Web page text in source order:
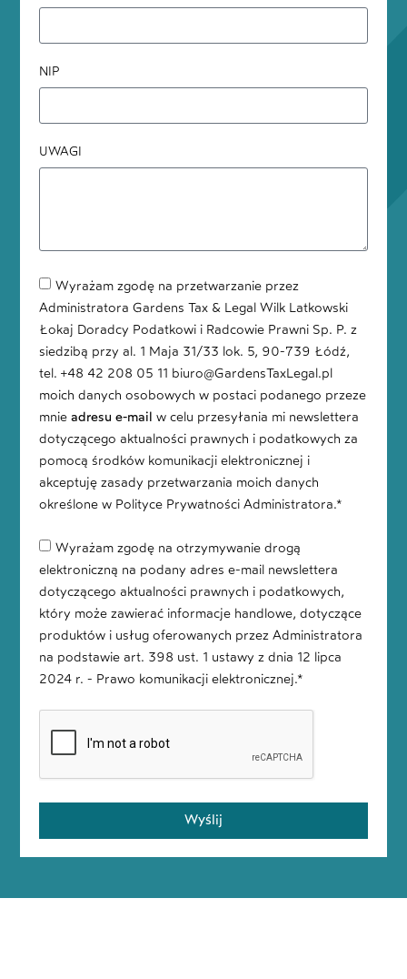
NIP
UWAGI
Wyrażam zgodę na przetwarzanie przez
Administratora Gardens Tax & Legal Wilk Latkowski
Łokaj Doradcy Podatkowi i Radcowie Prawni Sp. P. z
siedzibą przy al. 1 Maja 31/33 lok. 5, 90-739 Łódź,
tel. +48 42 208 05 11 biuro@GardensTaxLegal.pl
moich danych osobowych w postaci podanego przeze
mnie adresu e-mail w celu przesyłania mi newslettera
dotyczącego aktualności prawnych i podatkowych za
pomocą środków komunikacji elektronicznej i
akceptuję zasady przetwarzania moich danych
określone w Polityce Prywatności Administratora.*
Wyrażam zgodę na otrzymywanie drogą
elektroniczną na podany adres e-mail newslettera
dotyczącego aktualności prawnych i podatkowych,
który może zawierać informacje handlowe, dotyczące
produktów i usług oferowanych przez Administratora
na podstawie art. 398 ust. 1 ustawy z dnia 12 lipca
2024 r. - Prawo komunikacji elektronicznej.*
Wyślij